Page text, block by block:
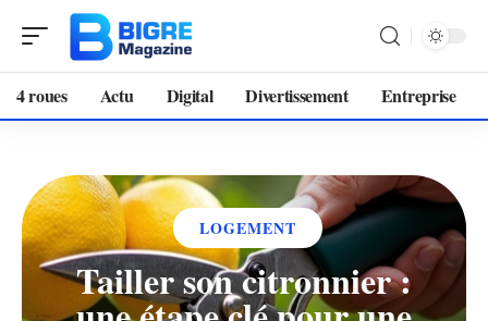
4 roues Actu Digital Divertissement Entreprise
LOGEMENT
Tailler son citronnier :